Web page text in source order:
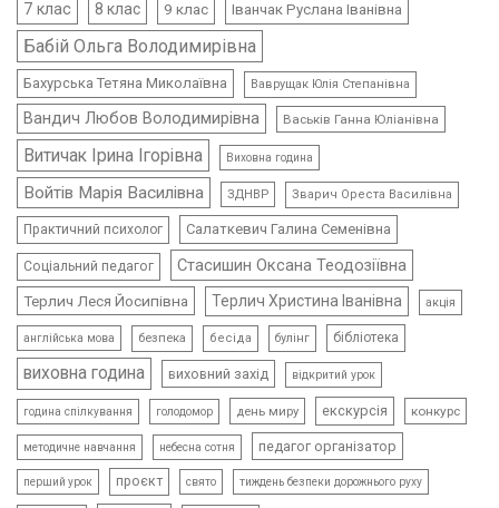
7 клас 8 клас 9 клас Іванчак Руслана Іванівна
Бабій Ольга Володимирівна
Бахурська Тетяна Миколаївна Ваврущак Юлія Степанівна
Вандич Любов Володимирівна Васьків Ганна Юліанівна
Витичак Ірина Ігорівна Виховна година
Войтів Марія Василівна ЗДНВР Зварич Ореста Василівна
Практичний психолог Салаткевич Галина Семенівна
Соціальний педагог Стасишин Оксана Теодозіївна
Терлич Леся Йосипівна Терлич Христина Іванівна акція
англійська мова безпека бесіда булінг бібліотека
виховна година виховний захід відкритий урок
година спілкування голодомор день миру екскурсія конкурс
методичне навчання небесна сотня педагог організатор
перший урок проєкт свято тиждень безпеки дорожнього руху